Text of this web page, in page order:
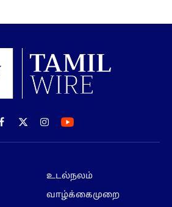
Facebook
X
(Twitter)
Instagram
உடல்நலம்
வாழ்க்கைமுறை